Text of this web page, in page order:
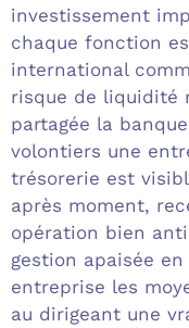
investissement
chaque fonction
international
risque de liquidité
partagée la
volontiers une
trésorerie est
après moment,
opération bien
gestion apaisée
entreprise les
au dirigeant une